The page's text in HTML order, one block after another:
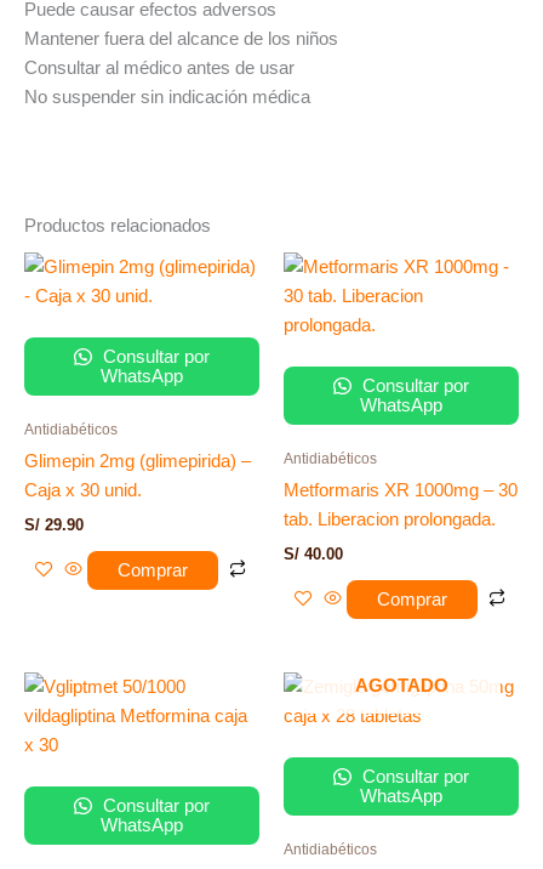
Puede causar efectos adversos
Mantener fuera del alcance de los niños
Consultar al médico antes de usar
No suspender sin indicación médica
Productos relacionados
Consultar por
WhatsApp
Antidiabéticos
Glimepin 2mg (glimepirida) –
Caja x 30 unid.
S/ 29.90
Comprar
Consultar por
WhatsApp
Antidiabéticos
Metformaris XR 1000mg – 30
tab. Liberacion prolongada.
S/ 40.00
Comprar
Consultar por
WhatsApp
AGOTADO
Consultar por
WhatsApp
Antidiabéticos